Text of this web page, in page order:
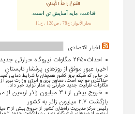
القُنوعُ راحَةُ الأبدانِ؛
قناعت، مايه آسايش تن است.
بحارالأنوار: ج78 ، ص128 ، ح11
اخبار اقتصادی
احداث۲۴۵۰ مگاوات نیروگاه
اخیر؛ عبور موفق از روز‌های پرفشار تابستان
در حالی که شبکه برق کشور همچنان با شرایط دمایی
مگاوات ظرفیت جدید حرارتی به مدار تولید خبر داد.
خروج بیش از ۳.۱ میلیون زائر
بازگشت ۲.۷ میلیون زائر به کشور